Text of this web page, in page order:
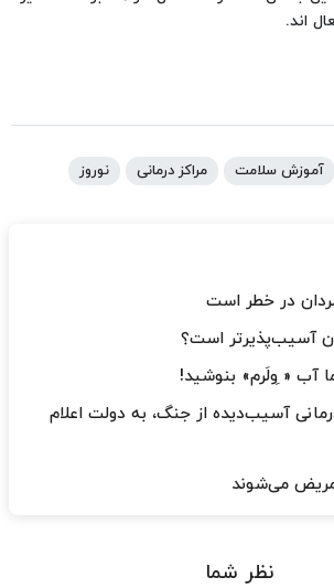
آموزش سلامت مراکز درمانی نوروز
در خطر است
آسیب‌پذیرتر است؟
آب « ِولَرم» بنوشید!
آسیب‌دیده از جنگ، به دولت اعلام
مریض می‌شوند
نظر شما